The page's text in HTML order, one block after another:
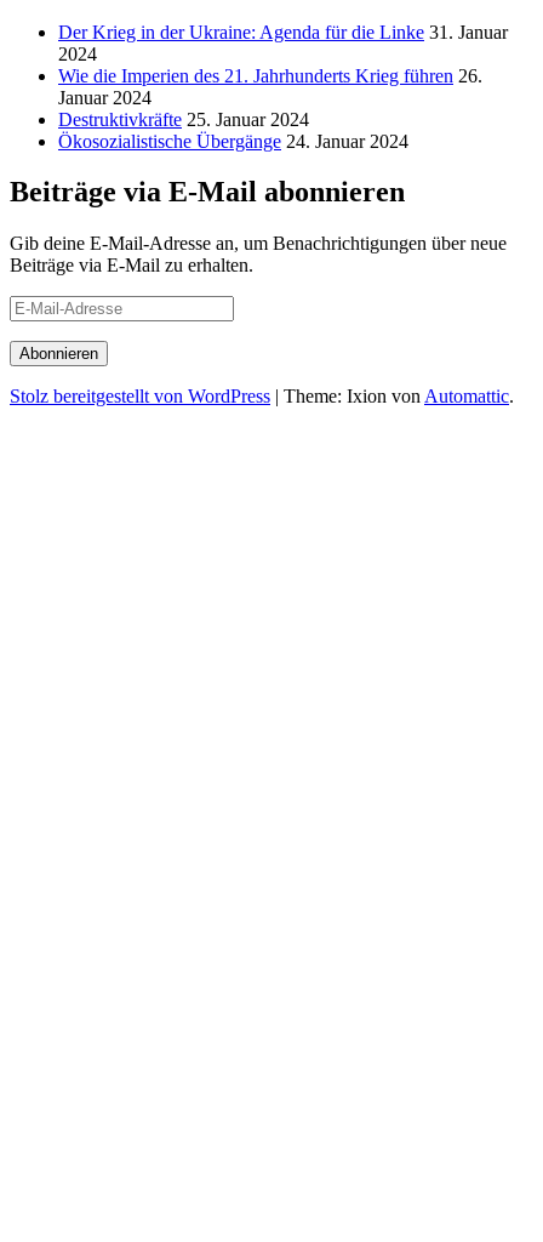
Der Krieg in der Ukraine: Agenda für die Linke 31. Januar
2024
Wie die Imperien des 21. Jahrhunderts Krieg führen 26.
Januar 2024
Destruktivkräfte 25. Januar 2024
Ökosozialistische Übergänge 24. Januar 2024
Beiträge via E-Mail abonnieren
Gib deine E-Mail-Adresse an, um Benachrichtigungen über neue
Beiträge via E-Mail zu erhalten.
E-
Mail-
Adresse
Stolz bereitgestellt von WordPress | Theme: Ixion von Automattic.